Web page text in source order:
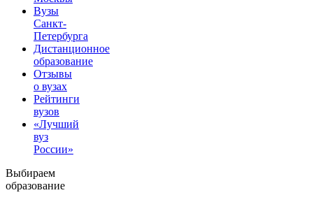
Вузы
Санкт-
Петербурга
Дистанционное
образование
Отзывы
о вузах
Рейтинги
вузов
«Лучший
вуз
России»
Выбираем
образование